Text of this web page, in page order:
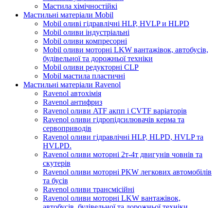
Мастила хімічностійкі
Мастильні матеріали Mobil
Mobil оливі гідравлічні HLP, HVLP и HLPD
Mobil оливи індустріальні
Mobil оливи компресорні
Mobil оливи моторні LKW вантажівок, автобусів,
будівельної та дорожньої техніки
Mobil оливи редукторні CLP
Mobil мастила пластичні
Мастильні матеріали Ravenol
Ravenol автохімія
Ravenol антифриз
Ravenol оливи ATF акпп і CVTF варіаторів
Ravenol оливи гідропідсилювачів керма та
сервоприводів
Ravenol оливи гідравлічні HLP, HLPD, HVLP та
HVLPD.
Ravenol оливи моторні 2т-4т двигунів човнів та
скутерів
Ravenol оливи моторні PKW легкових автомобілів
та бусів
Ravenol оливи трансмісійні
Ravenol оливи моторні LKW вантажівок,